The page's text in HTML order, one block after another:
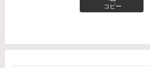
コピー